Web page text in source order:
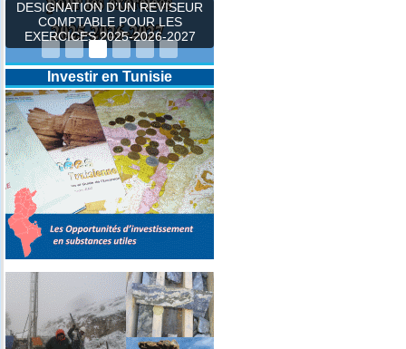
DESIGNATION D’UN REVISEUR
COMPTABLE POUR LES
EXERCICES 2025-2026-2027
Investir en Tunisie